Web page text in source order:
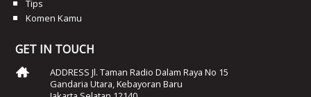
Tips
Komen Kamu
GET IN TOUCH
ADDRESS Jl. Taman Radio Dalam Raya No 15
Gandaria Utara, Kebayoran Baru